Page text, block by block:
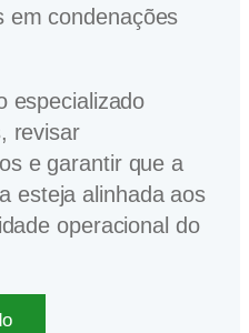
em condenações
especializado
revisar
e garantir que a
esteja alinhada aos
operacional do